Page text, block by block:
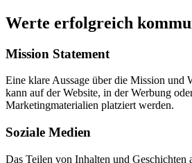
Werte erfolgreich
Mission Statement
Eine klare Aussage über die Mission und
kann auf der Website, in der Werbung
Marketingmaterialien platziert werden.
Soziale Medien
Das Teilen von Inhalten und Geschichten